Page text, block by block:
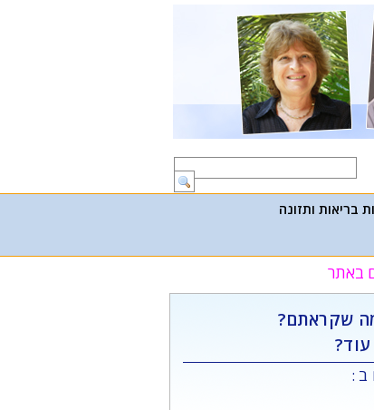
בריאות ותזונה
באתר
שקראתם?
ב :